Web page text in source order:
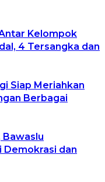
Kelompok
4 Tersangka dan
Siap Meriahkan
Berbagai
Bawaslu
Demokrasi dan